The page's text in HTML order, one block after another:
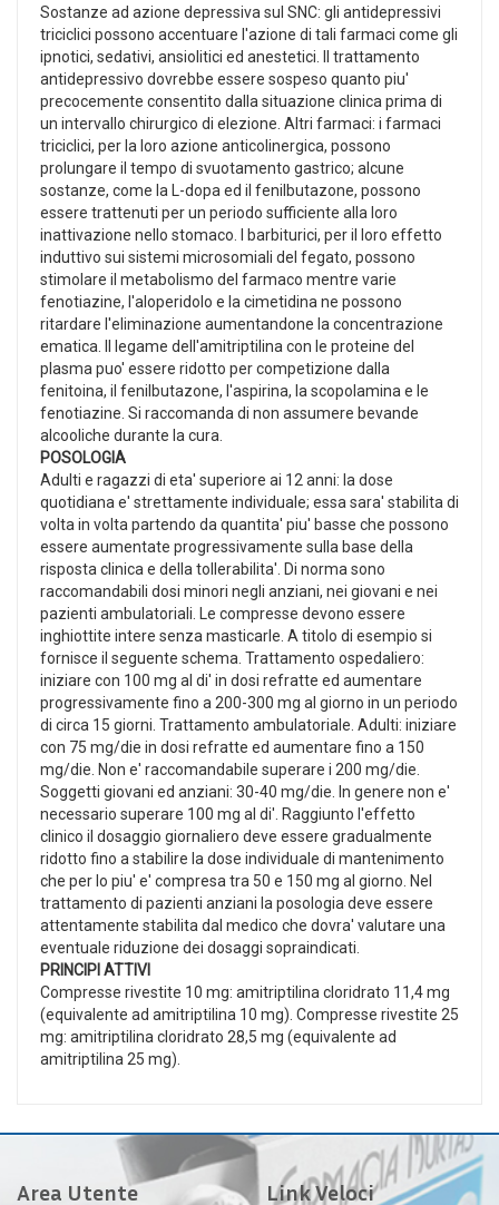
Sostanze ad azione depressiva sul SNC: gli antidepressivi
triciclici possono accentuare l'azione di tali farmaci come gli
ipnotici, sedativi, ansiolitici ed anestetici. Il trattamento
antidepressivo dovrebbe essere sospeso quanto piu'
precocemente consentito dalla situazione clinica prima di
un intervallo chirurgico di elezione. Altri farmaci: i farmaci
triciclici, per la loro azione anticolinergica, possono
prolungare il tempo di svuotamento gastrico; alcune
sostanze, come la L-dopa ed il fenilbutazone, possono
essere trattenuti per un periodo sufficiente alla loro
inattivazione nello stomaco. I barbiturici, per il loro effetto
induttivo sui sistemi microsomiali del fegato, possono
stimolare il metabolismo del farmaco mentre varie
fenotiazine, l'aloperidolo e la cimetidina ne possono
ritardare l'eliminazione aumentandone la concentrazione
ematica. Il legame dell'amitriptilina con le proteine del
plasma puo' essere ridotto per competizione dalla
fenitoina, il fenilbutazone, l'aspirina, la scopolamina e le
fenotiazine. Si raccomanda di non assumere bevande
alcooliche durante la cura.
POSOLOGIA
Adulti e ragazzi di eta' superiore ai 12 anni: la dose
quotidiana e' strettamente individuale; essa sara' stabilita di
volta in volta partendo da quantita' piu' basse che possono
essere aumentate progressivamente sulla base della
risposta clinica e della tollerabilita'. Di norma sono
raccomandabili dosi minori negli anziani, nei giovani e nei
pazienti ambulatoriali. Le compresse devono essere
inghiottite intere senza masticarle. A titolo di esempio si
fornisce il seguente schema. Trattamento ospedaliero:
iniziare con 100 mg al di' in dosi refratte ed aumentare
progressivamente fino a 200-300 mg al giorno in un periodo
di circa 15 giorni. Trattamento ambulatoriale. Adulti: iniziare
con 75 mg/die in dosi refratte ed aumentare fino a 150
mg/die. Non e' raccomandabile superare i 200 mg/die.
Soggetti giovani ed anziani: 30-40 mg/die. In genere non e'
necessario superare 100 mg al di'. Raggiunto l'effetto
clinico il dosaggio giornaliero deve essere gradualmente
ridotto fino a stabilire la dose individuale di mantenimento
che per lo piu' e' compresa tra 50 e 150 mg al giorno. Nel
trattamento di pazienti anziani la posologia deve essere
attentamente stabilita dal medico che dovra' valutare una
eventuale riduzione dei dosaggi sopraindicati.
PRINCIPI ATTIVI
Compresse rivestite 10 mg: amitriptilina cloridrato 11,4 mg
(equivalente ad amitriptilina 10 mg). Compresse rivestite 25
mg: amitriptilina cloridrato 28,5 mg (equivalente ad
amitriptilina 25 mg).
Area Utente Link Veloci